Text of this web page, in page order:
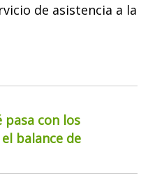
de asistencia a la
pasa con los
balance de